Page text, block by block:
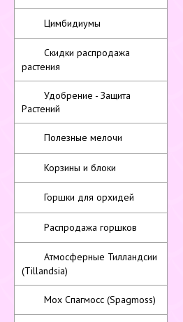
Цимбидиумы
Скидки распродажа
растения
Удобрение - Защита
Растений
Полезные мелочи
Корзины и блоки
Горшки для орхидей
Распродажа горшков
Атмосферные Тилландсии
(Tillandsia)
Мох Спагмосс (Spagmoss)